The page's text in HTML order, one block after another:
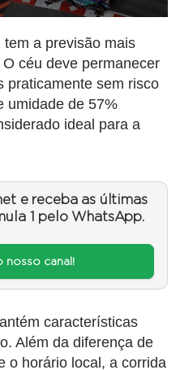
a previsão mais
céu deve permanecer
praticamente sem risco
umidade de 57%
ideal para a
e receba as últimas
1 pelo WhatsApp.
nosso canal!
características
Além da diferença de
o horário local, a corrida